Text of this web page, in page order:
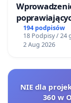
Żeromskiego
194 podpisów
18 Podpisy / 24
2 Aug 2026
NIE dla
360 w